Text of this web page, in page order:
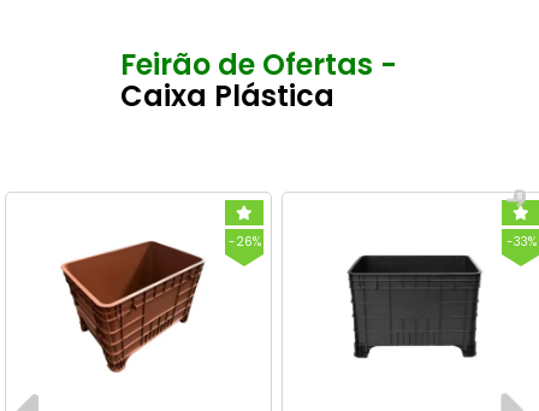
Feirão de Ofertas -
Caixa Plástica
-26% -33%